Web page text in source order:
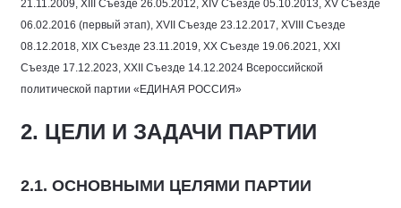
21.11.2009, ХIII Съезде 26.05.2012, ХIV Съезде 05.10.2013, ХV Съезде
06.02.2016 (первый этап), XVII Съезде 23.12.2017, XVIII Съезде
08.12.2018, XIX Съезде 23.11.2019, XX Съезде 19.06.2021, XXI
Съезде 17.12.2023, XXII Съезде 14.12.2024 Всероссийской
политической партии «ЕДИНАЯ РОССИЯ»
2. ЦЕЛИ И ЗАДАЧИ ПАРТИИ
2.1. ОСНОВНЫМИ ЦЕЛЯМИ ПАРТИИ